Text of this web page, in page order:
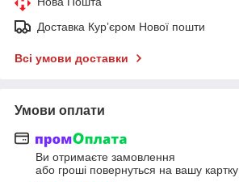
Доставка Курʼєром Нової пошти
Всі умови доставки
Умови оплати
Ви отримаєте замовлення
або гроші повернуться на вашу картку